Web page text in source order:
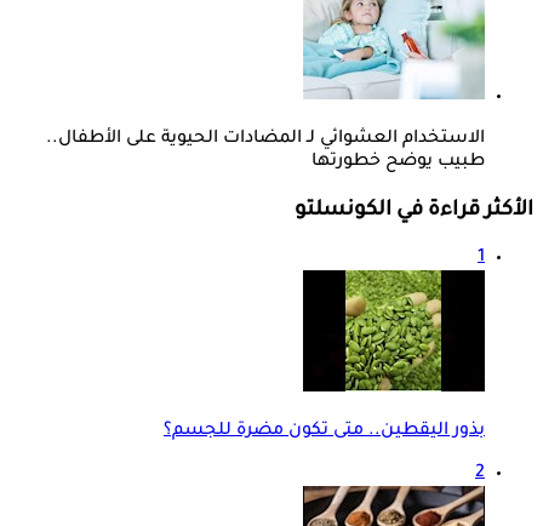
الاستخدام العشوائي لـ المضادات الحيوية على الأطفال..
طبيب يوضح خطورتها
الأكثر قراءة في الكونسلتو
1
بذور اليقطين.. متى تكون مضرة للجسم؟
2